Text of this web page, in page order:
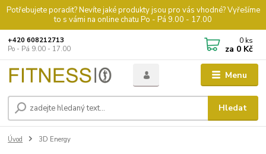
Potřebujete poradit? Nevíte jaké produkty jsou pro vás vhodné? Vyřešíme
to s vámi na online chatu Po - Pá 9.00 - 17.00
Menu
Hledat
+420 608212713
Po - Pá 9.00 - 17.00
0 ks
za 0 Kč
Úvod 3D Energy